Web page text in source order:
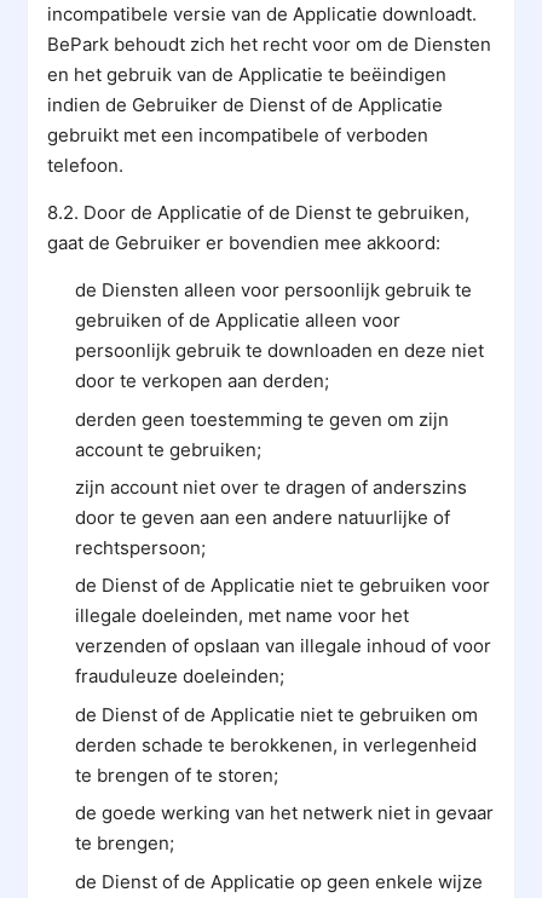
incompatibele versie van de Applicatie downloadt.
BePark behoudt zich het recht voor om de Diensten
en het gebruik van de Applicatie te beëindigen
indien de Gebruiker de Dienst of de Applicatie
gebruikt met een incompatibele of verboden
telefoon.
8.2. Door de Applicatie of de Dienst te gebruiken,
gaat de Gebruiker er bovendien mee akkoord:
de Diensten alleen voor persoonlijk gebruik te
gebruiken of de Applicatie alleen voor
persoonlijk gebruik te downloaden en deze niet
door te verkopen aan derden;
derden geen toestemming te geven om zijn
account te gebruiken;
zijn account niet over te dragen of anderszins
door te geven aan een andere natuurlijke of
rechtspersoon;
de Dienst of de Applicatie niet te gebruiken voor
illegale doeleinden, met name voor het
verzenden of opslaan van illegale inhoud of voor
frauduleuze doeleinden;
de Dienst of de Applicatie niet te gebruiken om
derden schade te berokkenen, in verlegenheid
te brengen of te storen;
de goede werking van het netwerk niet in gevaar
te brengen;
de Dienst of de Applicatie op geen enkele wijze